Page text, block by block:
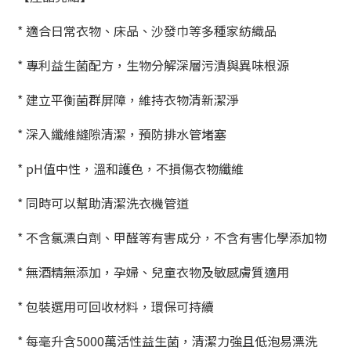
* 適合日常衣物、床品、沙發巾等多種家紡織品
* 專利益生菌配方，生物分解深層污漬與異味根源
* 建立平衡菌群屏障，維持衣物清新潔淨
* 深入纖維縫隙清潔，預防排水管堵塞
* pH值中性，溫和護色，不損傷衣物纖維
* 同時可以幫助清潔洗衣機管道
* 不含氯漂白劑、甲醛等有害成分，不含有害化學添加物
* 無酒精無添加，孕婦、兒童衣物及敏感膚質適用
* 包裝選用可回收材料，環保可持續
* 每毫升含5000萬活性益生菌，清潔力強且低泡易漂洗